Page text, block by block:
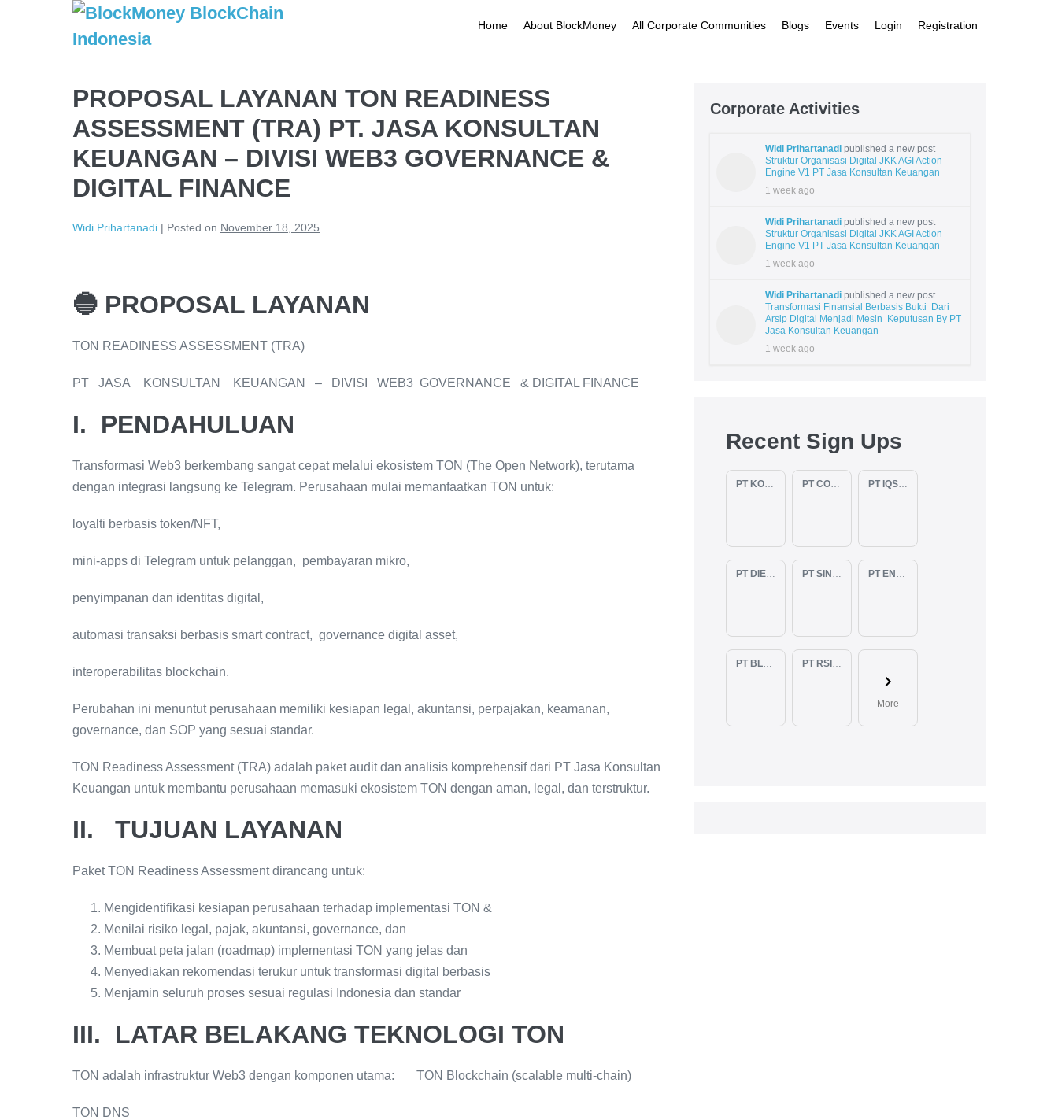
Home About BlockMoney All Corporate Communities Blogs Events Login Registration
PROPOSAL LAYANAN TON READINESS
ASSESSMENT (TRA) PT. JASA KONSULTAN
KEUANGAN – DIVISI WEB3 GOVERNANCE &
DIGITAL FINANCE
Widi Prihartanadi | Posted on November 18, 2025
🔵 PROPOSAL LAYANAN
TON READINESS ASSESSMENT (TRA)
PT JASA KONSULTAN KEUANGAN – DIVISI WEB3 GOVERNANCE & DIGITAL FINANCE
I. PENDAHULUAN
Transformasi Web3 berkembang sangat cepat melalui ekosistem TON (The Open Network), terutama
dengan integrasi langsung ke Telegram. Perusahaan mulai memanfaatkan TON untuk:
loyalti berbasis token/NFT,
mini-apps di Telegram untuk pelanggan, pembayaran mikro,
penyimpanan dan identitas digital,
automasi transaksi berbasis smart contract, governance digital asset,
interoperabilitas blockchain.
Perubahan ini menuntut perusahaan memiliki kesiapan legal, akuntansi, perpajakan, keamanan,
governance, dan SOP yang sesuai standar.
TON Readiness Assessment (TRA) adalah paket audit dan analisis komprehensif dari PT Jasa Konsultan
Keuangan untuk membantu perusahaan memasuki ekosistem TON dengan aman, legal, dan terstruktur.
II. TUJUAN LAYANAN
Paket TON Readiness Assessment dirancang untuk:
Mengidentifikasi kesiapan perusahaan terhadap implementasi TON &
Menilai risiko legal, pajak, akuntansi, governance, dan
Membuat peta jalan (roadmap) implementasi TON yang jelas dan
Menyediakan rekomendasi terukur untuk transformasi digital berbasis
Menjamin seluruh proses sesuai regulasi Indonesia dan standar
III. LATAR BELAKANG TEKNOLOGI TON
TON adalah infrastruktur Web3 dengan komponen utama: TON Blockchain (scalable multi-chain)
TON DNS
Corporate Activities
Widi Prihartanadipublished a new post
Struktur Organisasi Digital JKK AGI Action
Engine V1 PT Jasa Konsultan Keuangan
1 week ago
Widi Prihartanadipublished a new post
Struktur Organisasi Digital JKK AGI Action
Engine V1 PT Jasa Konsultan Keuangan
1 week ago
Widi Prihartanadipublished a new post
Transformasi Finansial Berbasis Bukti Dari
Arsip Digital Menjadi Mesin Keputusan By PT
Jasa Konsultan Keuangan
1 week ago
Recent Sign Ups
PT KOPKAR NAWAKARA PT COMECA INDONESIA PT IQSA FAJAR INDONESIA
PT DIENZEE PERKASA ABADI
PT BLUELIGHT CONTINENTAL ABADI PT RSIA BUNDA ARIF
More